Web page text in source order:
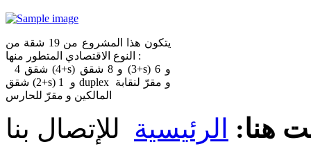
يتكون هذا المشروع من 19 شقة من
النوع الاقتصادي المتطور منها :
4 شقق (4+s) و 8 شقق (3+s) و 6
شقق (2+s) و 1 duplex و مقرّ لنقابة
المالكين و مقرّ للحارس
هنا:
الرئيسية